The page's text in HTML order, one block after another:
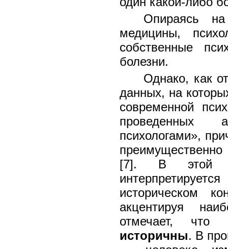
Опираясь на
медицины,
собственные
болезни.
Однако, как
данных, на
современной
проведенных
психологами»,
преимущественно
[7]. В этой
историческом
акцентируя
отмечает, что
историчны. В